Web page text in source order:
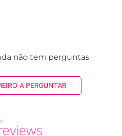
não tem perguntas
A PERGUNTAR